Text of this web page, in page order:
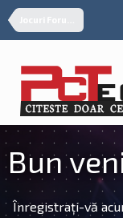
Bun
Înregistrați-vă